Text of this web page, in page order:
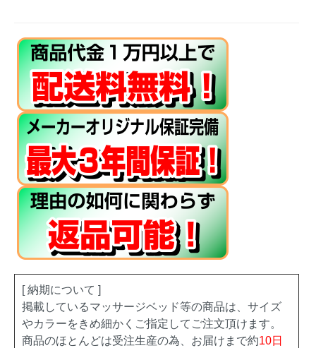
[ 納期について ]
掲載しているマッサージベッド等の商品は、サイズ
やカラーをきめ細かくご指定してご注文頂けます。
商品のほとんどは受注生産の為、お届けまで約10日